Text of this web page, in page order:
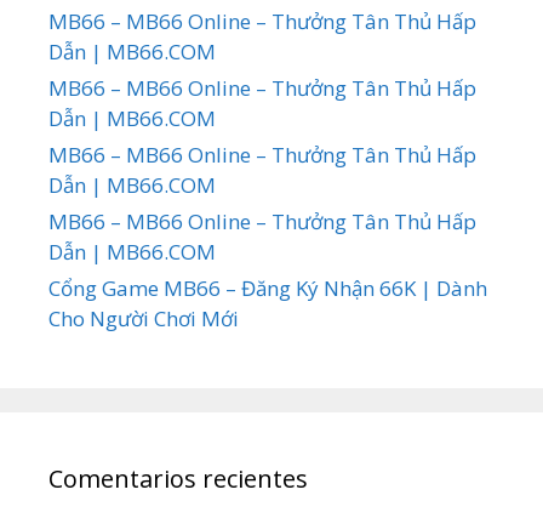
MB66 – MB66 Online – Thưởng Tân Thủ Hấp
Dẫn | MB66.COM
MB66 – MB66 Online – Thưởng Tân Thủ Hấp
Dẫn | MB66.COM
MB66 – MB66 Online – Thưởng Tân Thủ Hấp
Dẫn | MB66.COM
MB66 – MB66 Online – Thưởng Tân Thủ Hấp
Dẫn | MB66.COM
Cổng Game MB66 – Đăng Ký Nhận 66K | Dành
Cho Người Chơi Mới
Comentarios recientes